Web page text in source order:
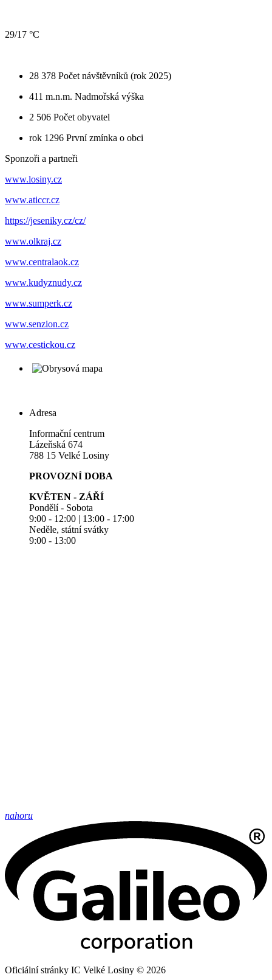
29/17 °C
28 378 Počet návštěvníků (rok 2025)
411 m.n.m. Nadmořská výška
2 506 Počet obyvatel
rok 1296 První zmínka o obci
Sponzoři a partneři
www.losiny.cz
www.aticcr.cz
https://jeseniky.cz/cz/
www.olkraj.cz
www.centralaok.cz
www.kudyznudy.cz
www.sumperk.cz
www.senzion.cz
www.cestickou.cz
Adresa
Informační centrum
Lázeňská 674
788 15 Velké Losiny
PROVOZNÍ DOBA
KVĚTEN - ZÁŘÍ
Pondělí - Sobota
9:00 - 12:00 | 13:00 - 17:00
Neděle, státní svátky
9:00 - 13:00
nahoru
Oficiální stránky IC Velké Losiny © 2026